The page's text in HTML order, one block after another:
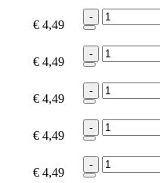
€ 4,49
-
€ 4,49
-
€ 4,49
-
€ 4,49
-
€ 4,49
-